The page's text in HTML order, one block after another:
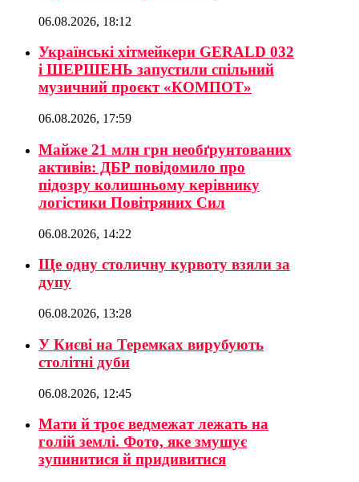
06.08.2026, 18:12
Українські хітмейкери GERALD 032
і ШЕРШЕНЬ запустили спільний
музичний проєкт «КОМПОТ»
06.08.2026, 17:59
Майже 21 млн грн необґрунтованих
активів: ДБР повідомило про
підозру колишньому керівнику
логістики Повітряних Сил
06.08.2026, 14:22
Ще одну столичну курвоту взяли за
дупу
06.08.2026, 13:28
У Києві на Теремках вирубують
столітні дуби
06.08.2026, 12:45
Мати й троє ведмежат лежать на
голій землі. Фото, яке змушує
зупинитися й придивитися